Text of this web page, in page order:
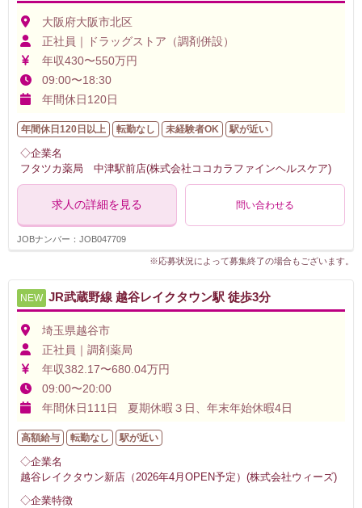
大阪府大阪市北区
正社員｜ドラッグストア（調剤併設）
年収430〜550万円
09:00〜18:30
年間休日120日
年間休日120日以上 転勤なし 未経験者OK 駅が近い
◇企業名
フタツカ薬局 中津駅前店(株式会社ココカラファインヘルスケア)
求人の詳細を見る 問い合わせる
JOBナンバー：JOB047709
※応募状況によって募集終了の場合もございます。
NEW JR武蔵野線 越谷レイクタウン駅 徒歩3分
埼玉県越谷市
正社員｜調剤薬局
年収382.17〜680.04万円
09:00〜20:00
年間休日111日 夏期休暇３日、年末年始休暇4日
高額給与 転勤なし 駅が近い
◇企業名
越谷レイクタウン新店（2026年4月OPEN予定）(株式会社ウィーズ)
◇企業特徴